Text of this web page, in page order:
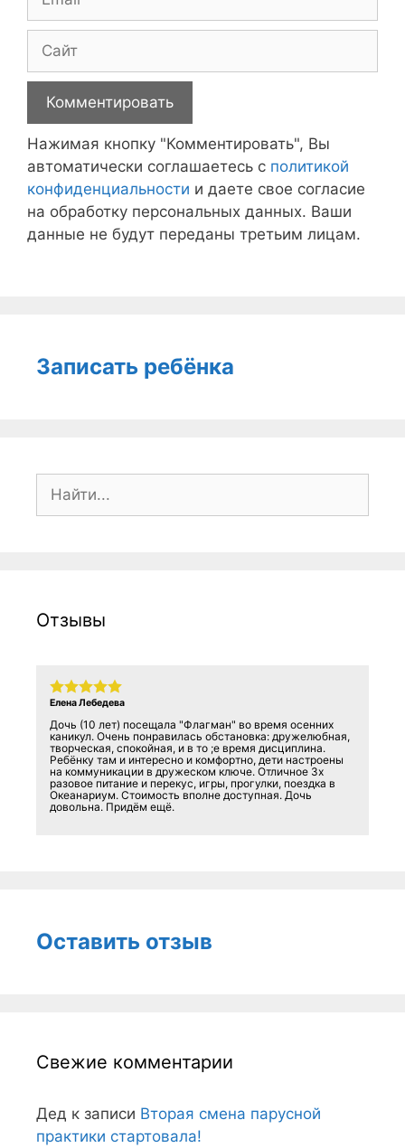
Сайт
Нажимая кнопку "Комментировать", Вы
автоматически соглашаетесь с политикой
конфиденциальности и даете свое согласие
на обработку персональных данных. Ваши
данные не будут переданы третьим лицам.
Записать ребёнка
Отзывы
Елена Лебедева
Дочь (10 лет) посещала "Флагман" во время осенних
каникул. Очень понравилась обстановка: дружелюбная,
творческая, спокойная, и в то ;е время дисциплина.
Ребёнку там и интересно и комфортно, дети настроены
на коммуникации в дружеском ключе. Отличное 3х
разовое питание и перекус, игры, прогулки, поездка в
Океанариум. Стоимость вполне доступная. Дочь
довольна. Придём ещё.
Оставить отзыв
Свежие комментарии
Дед к записи Вторая смена парусной
практики стартовала!